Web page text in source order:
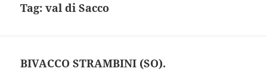
Tag:val di Sacco
BIVACCO STRAMBINI (SO).